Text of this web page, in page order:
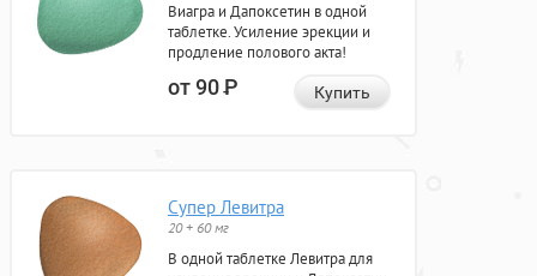
Виагра и Дапоксетин в одной
таблетке. Усиление эрекции и
продление полового акта!
от 90Р Купить
Супер Левитра
20 + 60 мг
В одной таблетке Левитра для